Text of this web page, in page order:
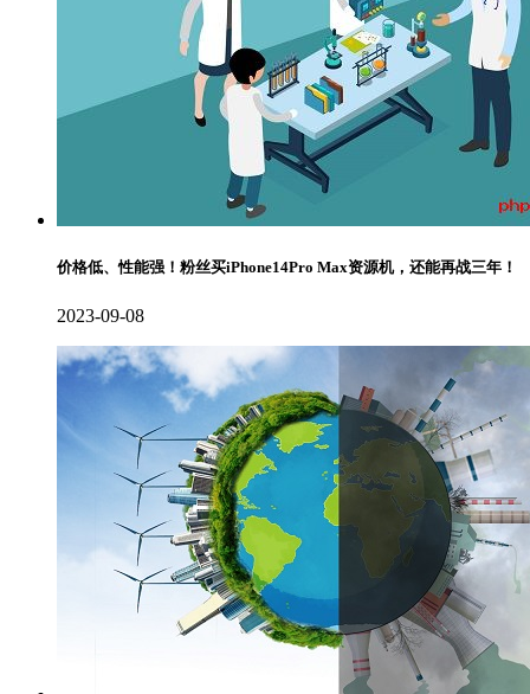
价格低、性能强！粉丝买iPhone14Pro Max资源机，还能再战三年！
2023-09-08